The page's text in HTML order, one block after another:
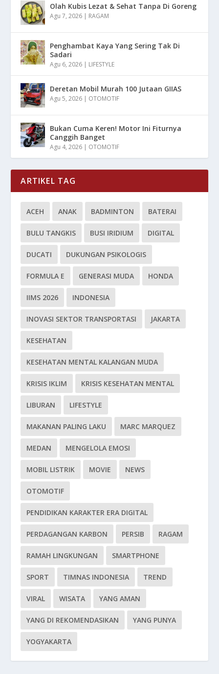
Olah Kubis Lezat & Sehat Tanpa Di Goreng
Agu 7, 2026 | RAGAM
Penghambat Kaya Yang Sering Tak Di
Sadari
Agu 6, 2026 | LIFESTYLE
Deretan Mobil Murah 100 Jutaan GIIAS
Agu 5, 2026 | OTOMOTIF
Bukan Cuma Keren! Motor Ini Fiturnya
Canggih Banget
Agu 4, 2026 | OTOMOTIF
ARTIKEL TAG
ACEH ANAK BADMINTON BATERAI
BULU TANGKIS BUSI IRIDIUM DIGITAL
DUCATI DUKUNGAN PSIKOLOGIS
FORMULA E GENERASI MUDA HONDA
IIMS 2026 INDONESIA
INOVASI SEKTOR TRANSPORTASI JAKARTA
KESEHATAN
KESEHATAN MENTAL KALANGAN MUDA
KRISIS IKLIM KRISIS KESEHATAN MENTAL
LIBURAN LIFESTYLE
MAKANAN PALING LAKU MARC MARQUEZ
MEDAN MENGELOLA EMOSI
MOBIL LISTRIK MOVIE NEWS
OTOMOTIF
PENDIDIKAN KARAKTER ERA DIGITAL
PERDAGANGAN KARBON PERSIB RAGAM
RAMAH LINGKUNGAN SMARTPHONE
SPORT TIMNAS INDONESIA TREND
VIRAL WISATA YANG AMAN
YANG DI REKOMENDASIKAN YANG PUNYA
YOGYAKARTA